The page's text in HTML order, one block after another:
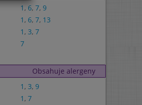
1 , 6, 7, 9
1 , 6, 7, 13
1 , 3, 7
7
Obsahuje alergeny
1 , 3, 9
1 , 7